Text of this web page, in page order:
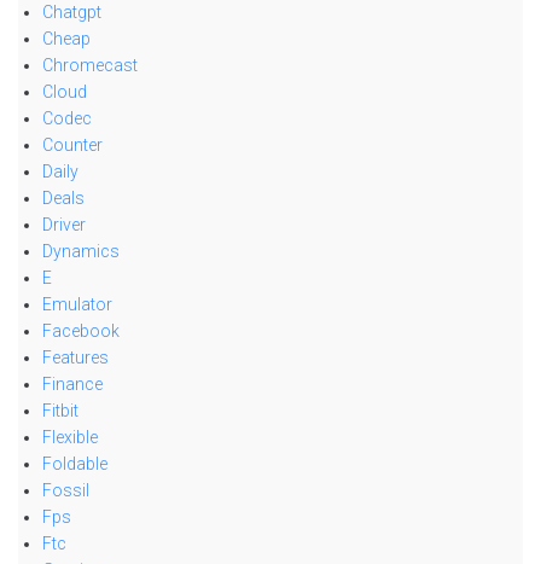
Chatgpt
Cheap
Chromecast
Cloud
Codec
Counter
Daily
Deals
Driver
Dynamics
E
Emulator
Facebook
Features
Finance
Fitbit
Flexible
Foldable
Fossil
Fps
Ftc